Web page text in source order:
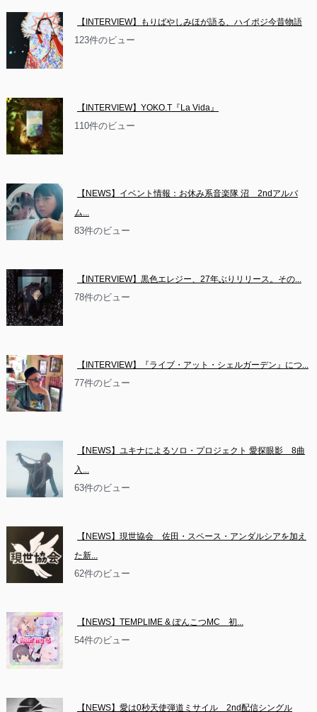
【INTERVIEW】もりばやしみほが語る、ハイポジ今昔物語
123件のビュー
【INTERVIEW】YOKO.T『La Vida』
110件のビュー
【NEWS】イベント情報：お休み系音楽隊 沼　2ndアルバ
ム...
83件のビュー
【INTERVIEW】黒色エレジー、27年ぶりリリース。その...
78件のビュー
【INTERVIEW】『ライブ・アット・シェルガーデン』につ...
77件のビュー
【NEWS】ユキナによるソロ・プロジェクト 愛探眼影　8曲
入...
63件のビュー
【NEWS】現世協会　佐田・スペース・アンダルシアを加え
た新...
62件のビュー
【NEWS】TEMPLIME & ぽんこつMC　初...
54件のビュー
【NEWS】愛は0秒天使弾道ミサイル　2nd配信シングル